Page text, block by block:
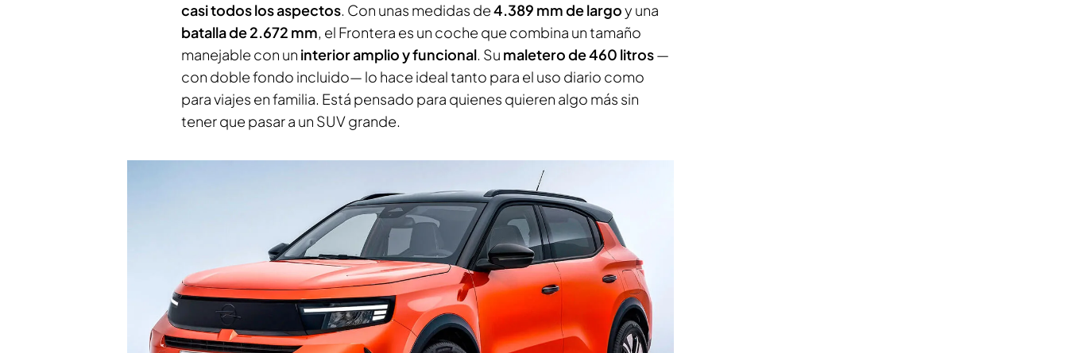
casi todos los aspectos. Con unas medidas de4.389 mm de largoy una
batalla de 2.672 mm, el Frontera es un coche que combina un tamaño
manejable con un interior amplio y funcional. Su maletero de 460 litros—
con doble fondo incluido— lo hace ideal tanto para el uso diario como
para viajes en familia. Está pensado para quienes quieren algo más sin
tener que pasar a un SUV grande.